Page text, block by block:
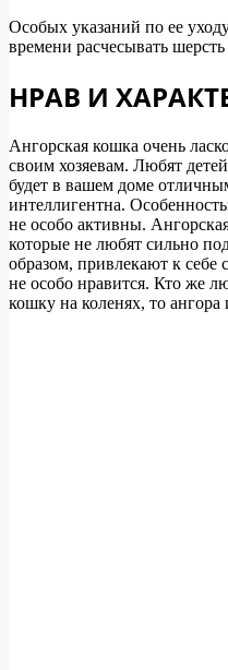
Особых указаний по ее
времени расчесывать
НРАВ И
Ангорская кошка очень
своим хозяевам. Любят
будет в вашем доме
интеллигентна.
не особо активны.
которые не любят сильно
образом, привлекают к
не особо нравится. Кто же
кошку на коленях, то ангора